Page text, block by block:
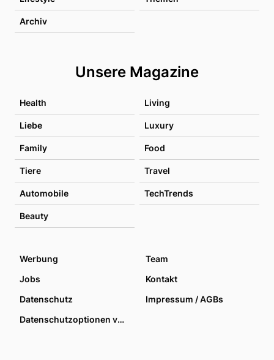
Archiv
Unsere Magazine
Health Living
Liebe Luxury
Family Food
Tiere Travel
Automobile TechTrends
Beauty
Werbung
Team
Jobs
Kontakt
Datenschutz
Impressum / AGBs
Datenschutzoptionen verwalten